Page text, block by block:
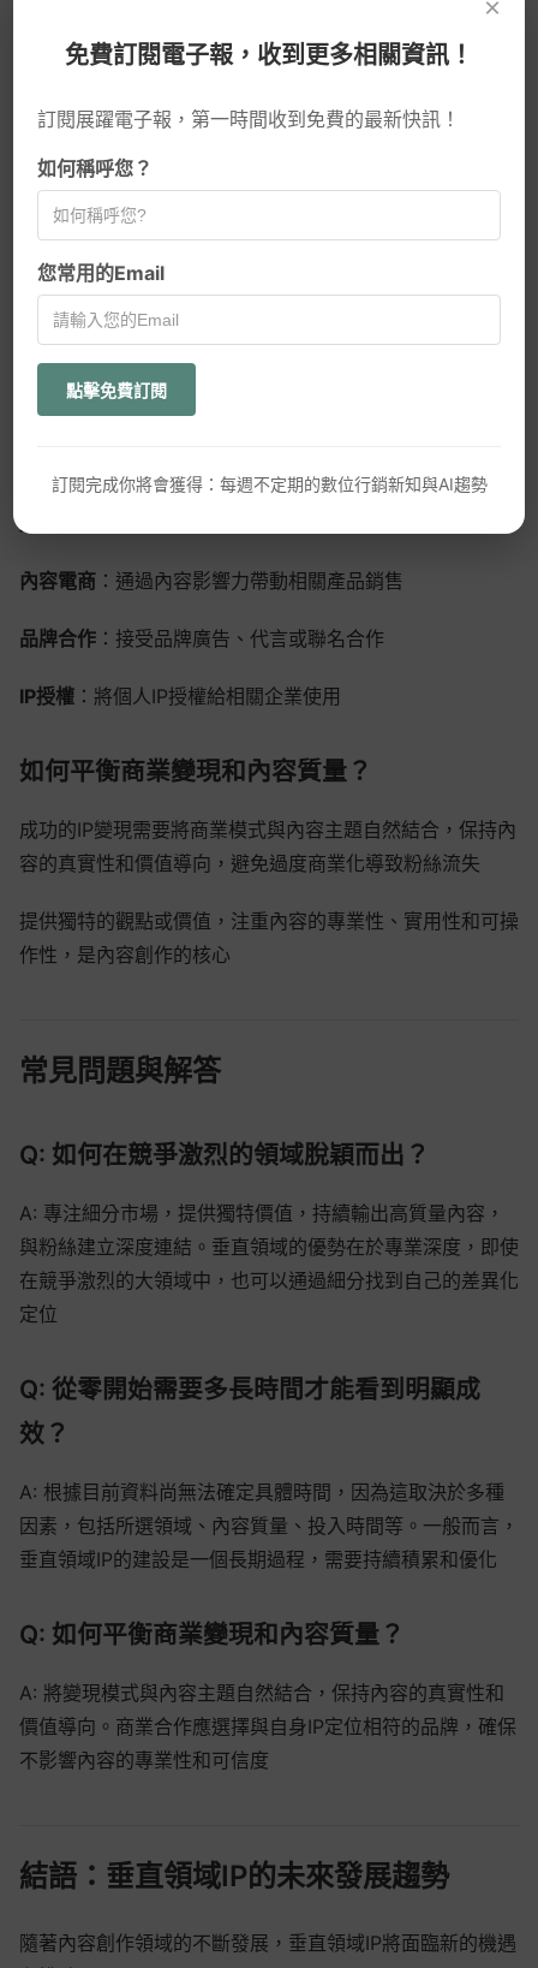
AI趨勢
網頁設計新知
WordPress
GEO優化
口碑行銷
轉化率 ：粉絲對商業行為的響應程度，如購買、報名等
斷優化內容方向，是自媒體經營的重要技巧
第七步：IP變現與商業模式設計
持續發展的保障
知識付費
內容電商 ：通過內容影響力帶動相關產品銷售
品牌合作 ：接受品牌廣告、代言或聯名合作
IP授權 ：將個人IP授權給相關企業使用
如何平衡商業變現和內容質量？
成功的IP變現需要將商業模式與內容主題自然結合，保持內
容的真實性和價值導向，避免過度商業化導致粉絲流失
提供獨特的觀點或價值，注重內容的專業性、實用性和可操
作性，是內容創作的核心
常見問題與解答
Q: 如何在競爭激烈的領域脫穎而出？
A: 專注細分市場，提供獨特價值，持續輸出高質量內容，
與粉絲建立深度連結。垂直領域的優勢在於專業深度，即使
在競爭激烈的大領域中，也可以通過細分找到自己的差異化
定位
Q: 從零開始需要多長時間才能看到明顯成
效？
A: 根據目前資料尚無法確定具體時間，因為這取決於多種
因素，包括所選領域、內容質量、投入時間等。一般而言，
垂直領域IP的建設是一個長期過程，需要持續積累和優化
Q: 如何平衡商業變現和內容質量？
A: 將變現模式與內容主題自然結合，保持內容的真實性和
價值導向。商業合作應選擇與自身IP定位相符的品牌，確保
不影響內容的專業性和可信度
結語：垂直領域IP的未來發展趨勢
隨著內容創作領域的不斷發展，垂直領域IP將面臨新的機遇
×
免費訂閱電子報，收到更多相關資訊！
訂閱展躍電子報，第一時間收到免費的最新快訊！
如何稱呼您？
您常用的Email
點擊免費訂閱
訂閱完成你將會獲得：每週不定期的數位行銷新知與AI趨勢